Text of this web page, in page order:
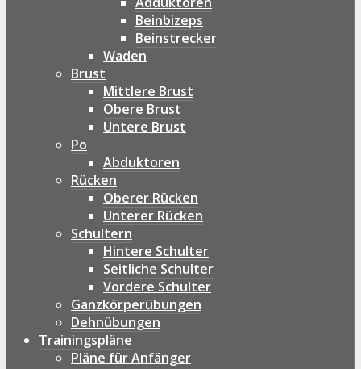
Beinbizeps
Beinstrecker
Waden
Brust
Mittlere Brust
Obere Brust
Untere Brust
Po
Abduktoren
Rücken
Oberer Rücken
Unterer Rücken
Schultern
Hintere Schulter
Seitliche Schulter
Vordere Schulter
Ganzkörperübungen
Dehnübungen
Trainingspläne
Pläne für Anfänger